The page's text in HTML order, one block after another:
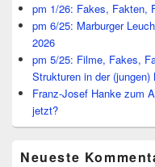
pm 1/26: Fakes, Fakten,
pm 6/25: Marburger
2026
pm 5/25: Filme, Fakes,
Strukturen in der
Franz-Josef Hanke zum
jetzt?
Neueste